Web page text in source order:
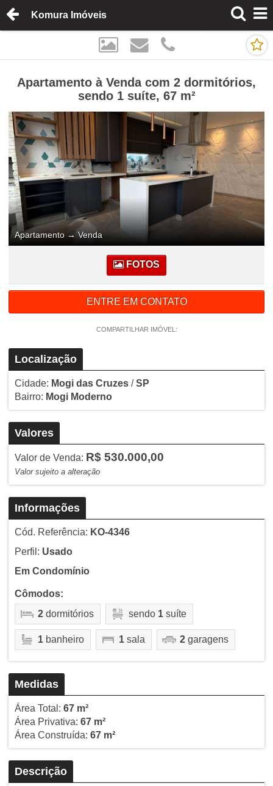
Komura Imóveis
Apartamento à Venda com 2 dormitórios,
sendo 1 suíte, 67 m²
Apartamento →Venda
FOTOS
ENTRE EM CONTATO
COMPARTILHAR IMÓVEL:
Localização
Cidade: Mogi das Cruzes/SP
Bairro: Mogi Moderno
Valores
Valor de Venda: R$ 530.000,00
Valor sujeito a alteração
Informações
Cód. Referência: KO-4346
Perfil: Usado
Em Condomínio
Cômodos:
2dormitórios sendo 1suíte
1banheiro 1sala 2garagens
Medidas
Área Total: 67 m²
Área Privativa: 67 m²
Área Construída: 67 m²
Descrição